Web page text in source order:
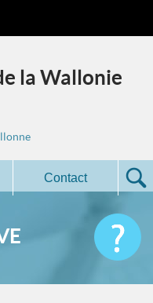
la Wallonie
Contact